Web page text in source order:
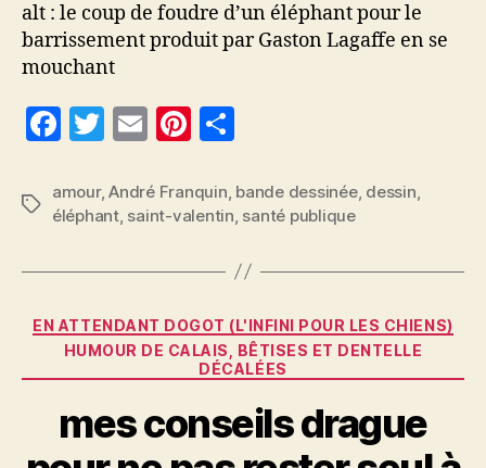
alt : le coup de foudre d’un éléphant pour le
barrissement produit par Gaston Lagaffe en se
mouchant
F
c
e
b
o
k
T
itt
er
E
ai
l
Pi
er
es
t
rt
a
g
Étiquettes
amour,André Franquin bande dessinée, dessin
éléphant, saint-valentin santé publique
Catégories
EN ATTENDANT DOGOT (L'INFINI POUR LES CHIENS)
HUMOUR DE CALAIS, BÊTISES ET DENTELLE
DÉCALÉES
mes conseils drague